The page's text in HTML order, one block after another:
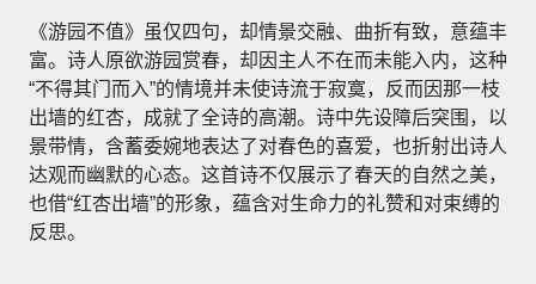
《游园不值》虽仅四句，却情景交融、曲折有致，意蕴丰
富。诗人原欲游园赏春，却因主人不在而未能入内，这种
“不得其门而入”的情境并未使诗流于寂寞，反而因那一枝
出墙的红杏，成就了全诗的高潮。诗中先设障后突围，以
景带情，含蓄委婉地表达了对春色的喜爱，也折射出诗人
达观而幽默的心态。这首诗不仅展示了春天的自然之美，
也借“红杏出墙”的形象，蕴含对生命力的礼赞和对束缚的
反思。